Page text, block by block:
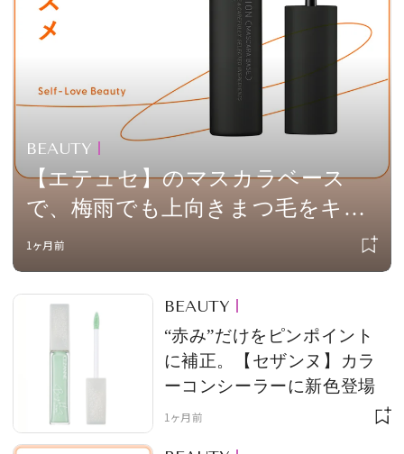
Log in or Sign up
SPUR読者のためのメンバーシッププログラム
「The SPUR Club」。
便利な機能と特典を無料で楽し
めます。
FOLLOW US
BEAUTY
【エテュセ】のマスカラベース
で、梅雨でも上向きまつ毛をキー
プ vol.219
1ヶ月前
BEAUTY
“赤み”だけをピンポイント
に補正。【セザンヌ】カラ
ーコンシーラーに新色登場
1ヶ月前